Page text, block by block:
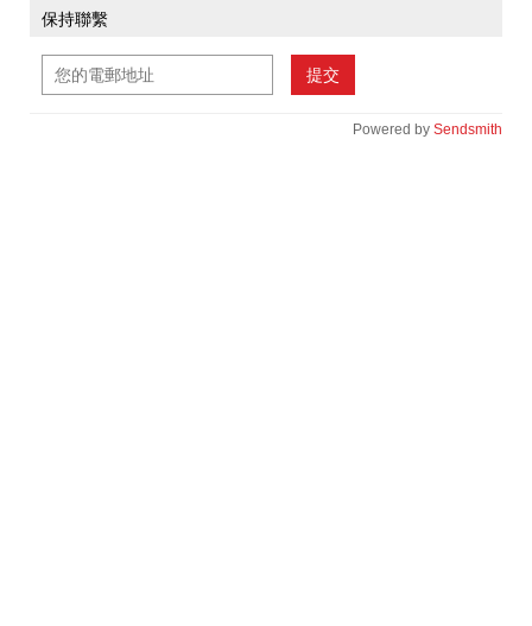
保持聯繫
提交
Powered by Sendsmith